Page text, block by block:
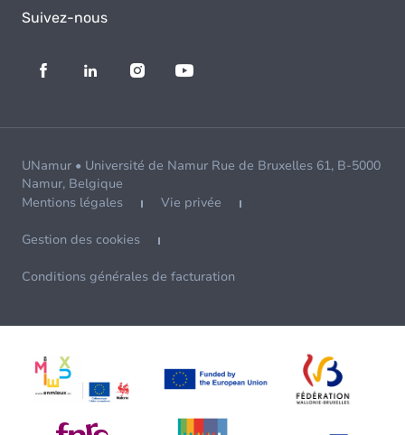
Suivez-nous
UNamur • Université de Namur Rue de Bruxelles 61, B-5000
Namur, Belgique
Mentions légales
Vie privée
Gestion des cookies
Conditions générales de facturation